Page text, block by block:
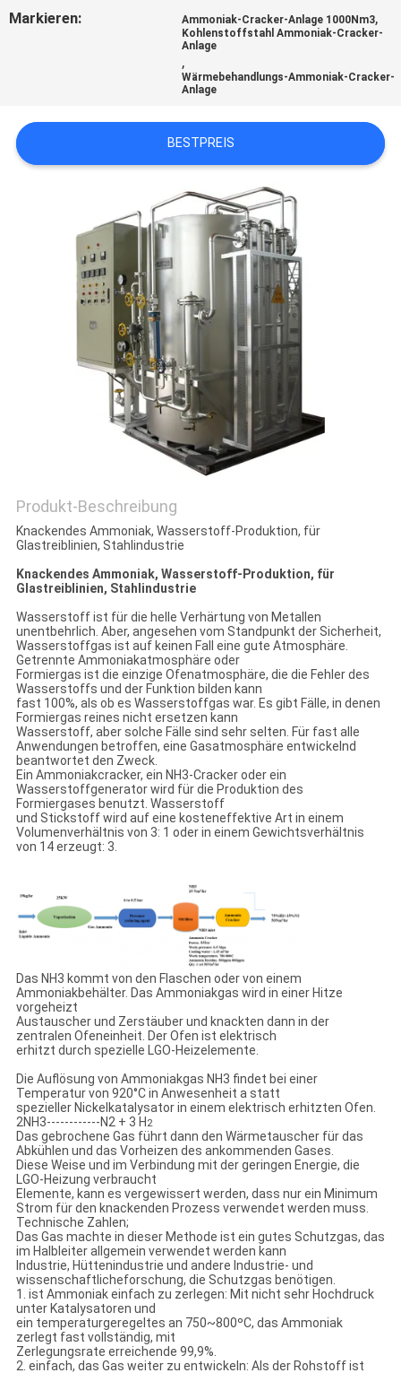
ANGEBOT
SITEMAP
DATENSCHUTZRICHTLINIE
Markieren: Ammoniak-Cracker-Anlage 1000Nm3,
Kohlenstoffstahl Ammoniak-Cracker-
Anlage
,
Wärmebehandlungs-Ammoniak-Cracker-
Anlage
BESTPREIS
Produkt-Beschreibung
Knackendes Ammoniak, Wasserstoff-Produktion, für
Glastreiblinien, Stahlindustrie
Knackendes Ammoniak, Wasserstoff-Produktion, für
Glastreiblinien, Stahlindustrie
Wasserstoff ist für die helle Verhärtung von Metallen
unentbehrlich. Aber, angesehen vom Standpunkt der Sicherheit,
Wasserstoffgas ist auf keinen Fall eine gute Atmosphäre.
Getrennte Ammoniakatmosphäre oder
Formiergas ist die einzige Ofenatmosphäre, die die Fehler des
Wasserstoffs und der Funktion bilden kann
fast 100%, als ob es Wasserstoffgas war. Es gibt Fälle, in denen
Formiergas reines nicht ersetzen kann
Wasserstoff, aber solche Fälle sind sehr selten. Für fast alle
Anwendungen betroffen, eine Gasatmosphäre entwickelnd
beantwortet den Zweck.
Ein Ammoniakcracker, ein NH3-Cracker oder ein
Wasserstoffgenerator wird für die Produktion des
Formiergases benutzt. Wasserstoff
und Stickstoff wird auf eine kosteneffektive Art in einem
Volumenverhältnis von 3: 1 oder in einem Gewichtsverhältnis
von 14 erzeugt: 3.
Das NH3 kommt von den Flaschen oder von einem
Ammoniakbehälter. Das Ammoniakgas wird in einer Hitze
vorgeheizt
Austauscher und Zerstäuber und knackten dann in der
zentralen Ofeneinheit. Der Ofen ist elektrisch
erhitzt durch spezielle LGO-Heizelemente.
Die Auflösung von Ammoniakgas NH3 findet bei einer
Temperatur von 920°C in Anwesenheit a statt
spezieller Nickelkatalysator in einem elektrisch erhitzten Ofen.
2NH3------------N2 + 3 H 2
Das gebrochene Gas führt dann den Wärmetauscher für das
Abkühlen und das Vorheizen des ankommenden Gases.
Diese Weise und im Verbindung mit der geringen Energie, die
LGO-Heizung verbraucht
Elemente, kann es vergewissert werden, dass nur ein Minimum
Strom für den knackenden Prozess verwendet werden muss.
Technische Zahlen;
Das Gas machte in dieser Methode ist ein gutes Schutzgas, das
im Halbleiter allgemein verwendet werden kann
Industrie, Hüttenindustrie und andere Industrie- und
wissenschaftlicheforschung, die Schutzgas benötigen.
1. ist Ammoniak einfach zu zerlegen: Mit nicht sehr Hochdruck
unter Katalysatoren und
ein temperaturgeregeltes an 750~800ºC, das Ammoniak
zerlegt fast vollständig, mit
Zerlegungsrate erreichende 99,9%.
2. einfach, das Gas weiter zu entwickeln: Als der Rohstoff ist